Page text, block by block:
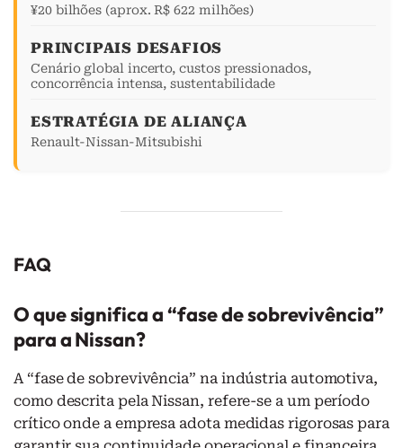
¥20 bilhões (aprox. R$ 622 milhões)
PRINCIPAIS DESAFIOS
Cenário global incerto, custos pressionados,
concorrência intensa, sustentabilidade
ESTRATÉGIA DE ALIANÇA
Renault-Nissan-Mitsubishi
FAQ
O que significa a “fase de sobrevivência”
para a Nissan?
A “fase de sobrevivência” na indústria automotiva,
como descrita pela Nissan, refere-se a um período
crítico onde a empresa adota medidas rigorosas para